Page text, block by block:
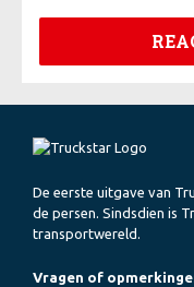
De eerste uitgave van
de persen. Sindsdien is
transportwereld.
Vragen of